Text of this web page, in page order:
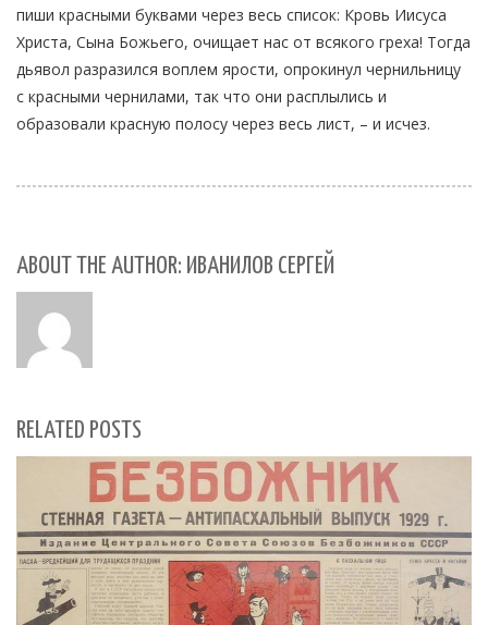
пиши красными буквами через весь список: Кровь Иисуса
Христа, Сына Божьего, очищает нас от всякого греха! Тогда
дьявол разразился воплем ярости, опрокинул чернильницу
с красными чернилами, так что они расплылись и
образовали красную полосу через весь лист, – и исчез.
ABOUT THE AUTHOR: ИВАНИЛОВ СЕРГЕЙ
RELATED POSTS